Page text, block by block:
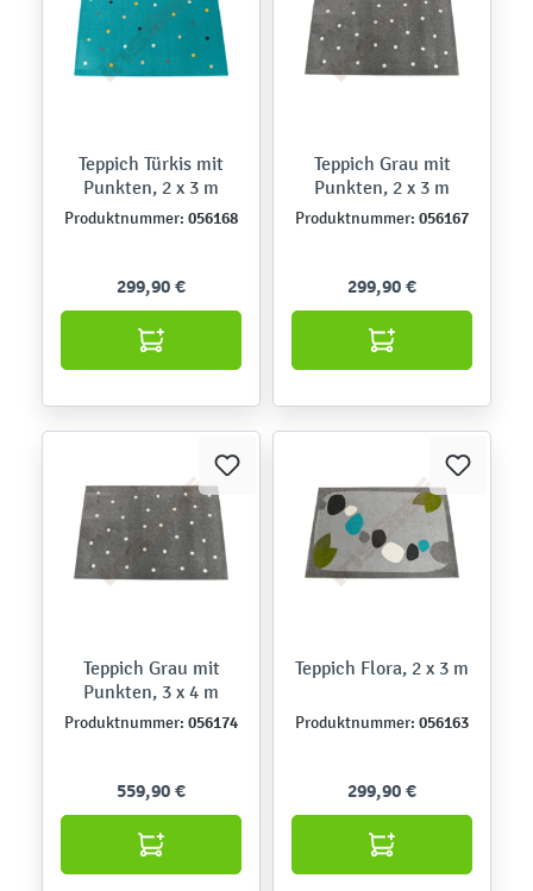
Teppich Türkis mit
Punkten, 2 x 3 m
Produktnummer: 056168
299,90 €
Teppich Grau mit
Punkten, 2 x 3 m
Produktnummer: 056167
299,90 €
Teppich Grau mit
Punkten, 3 x 4 m
Produktnummer: 056174
559,90 €
Teppich Flora, 2 x 3 m
Produktnummer: 056163
299,90 €